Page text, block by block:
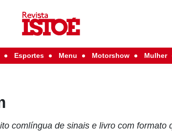
Esportes Menu Motorshow Mulher
comlíngua de sinais e livro com formato